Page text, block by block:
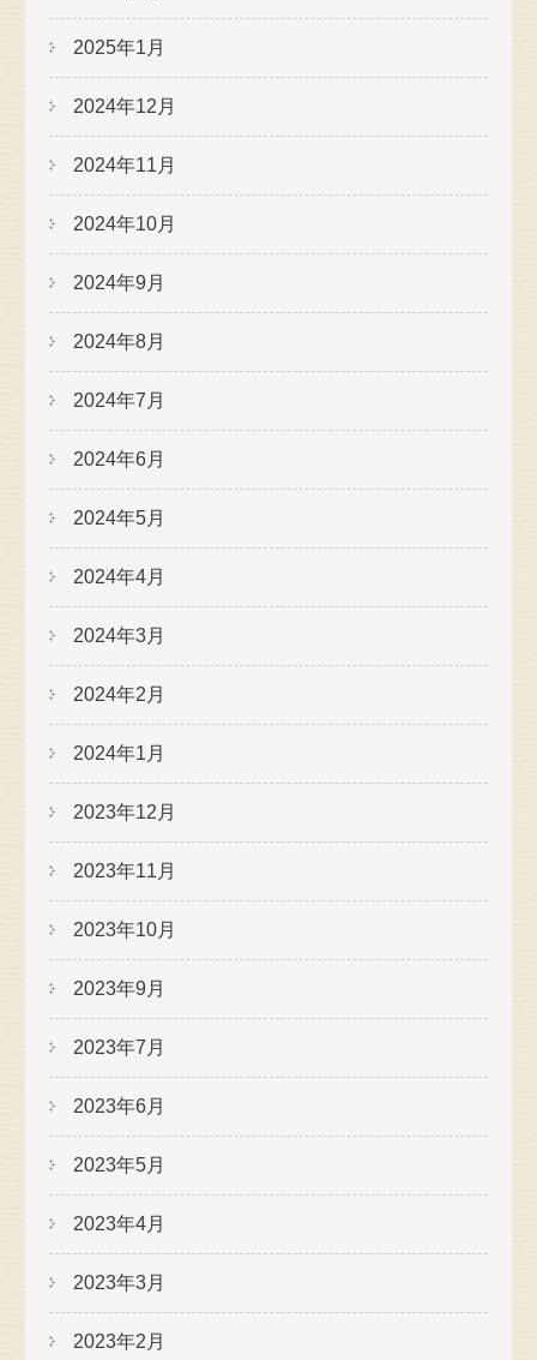
2025年1月
2024年12月
2024年11月
2024年10月
2024年9月
2024年8月
2024年7月
2024年6月
2024年5月
2024年4月
2024年3月
2024年2月
2024年1月
2023年12月
2023年11月
2023年10月
2023年9月
2023年7月
2023年6月
2023年5月
2023年4月
2023年3月
2023年2月